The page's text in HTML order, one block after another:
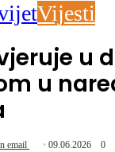
Vijesti
u
u
email 09.06.2026 0